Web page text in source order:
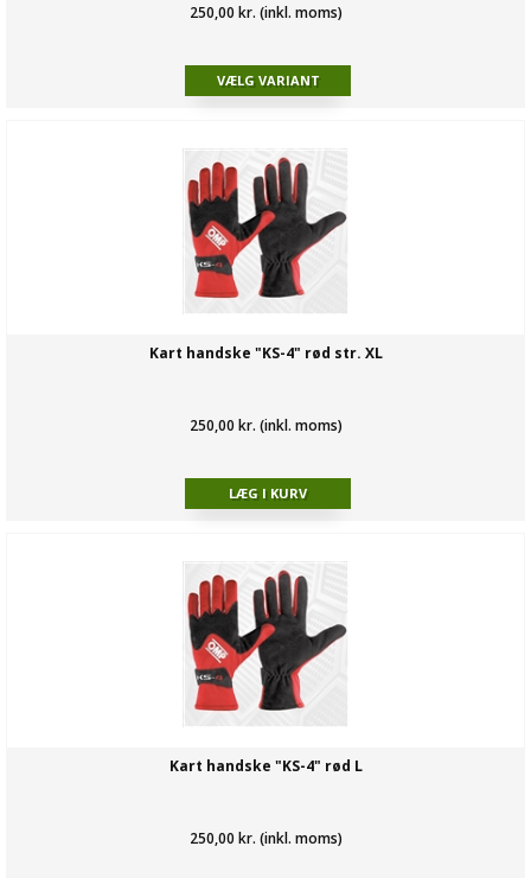
250,00 kr. (inkl. moms)
Kart handske "KS-4" rød str. XL
250,00 kr. (inkl. moms)
Kart handske "KS-4" rød L
250,00 kr. (inkl. moms)